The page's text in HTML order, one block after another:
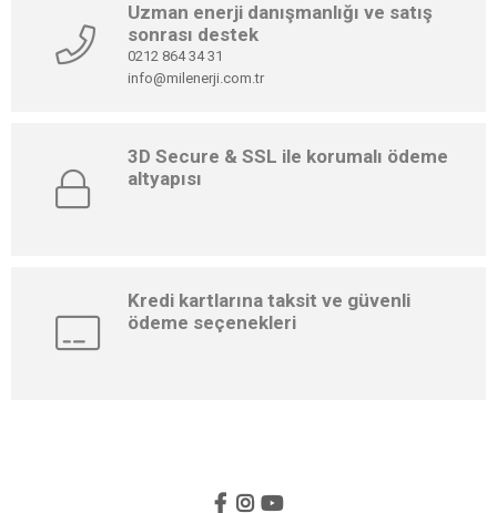
Uzman enerji danışmanlığı ve satış
sonrası destek
0212 864 34 31
info@milenerji.com.tr
3D Secure & SSL ile korumalı ödeme
altyapısı
Kredi kartlarına taksit ve güvenli
ödeme seçenekleri